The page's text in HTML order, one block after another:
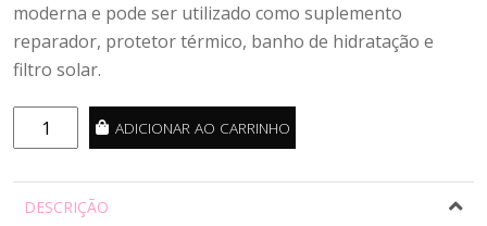
moderna e pode ser utilizado como suplemento
reparador, protetor térmico, banho de hidratação e
filtro solar.
Powerful
quantidade
ADICIONAR AO CARRINHO
DESCRIÇÃO